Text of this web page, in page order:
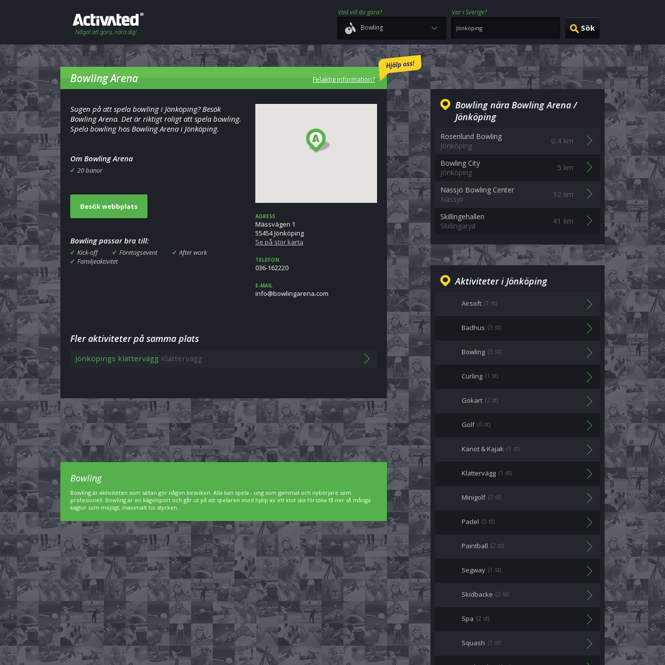
Vad vill du göra?
Var i Sverige?
Bowling
Bowling Arena Felaktig information?
Sugen på att spela bowling i Jönköping? Besök
Bowling Arena. Det är riktigt roligt att spela bowling.
Spela bowling hos Bowling Arena i Jönköping.
Om Bowling Arena
20 banor
Besök webbplats
Bowling passar bra till:
Kick-off Företagsevent
After work
Familjeaktivitet
ADRESS
Mässvägen 1
55454 Jönköping
Se på stor karta
TELEFON
036-162220
E-MAIL
moc.aneragnilwob@ofni
Fler aktiviteter på samma plats
Jönköpings klättervägg Klättervägg
Bowling nära Bowling Arena /
Jönköping
Rosenlund Bowling
Jönköping
0.4 km
Bowling City
Jönköping
5 km
Nässjö Bowling Center
Nässjö
32 km
Skillingehallen
Skillingaryd
41 km
Aktiviteter i Jönköping
Airsoft (1 st)
Badhus (3 st)
Bowling (3 st)
Curling (1 st)
Gokart (2 st)
Golf (6 st)
Kanot & Kajak (1 st)
Klättervägg (1 st)
Minigolf (7 st)
Padel (5 st)
Paintball (2 st)
Segway (1 st)
Skidbacke (2 st)
Spa (2 st)
Squash (1 st)
Bowling
Bowling är aktiviteten som sällan gör någon besviken. Alla kan spela - ung som gammal och nybörjare som
profesionell. Bowling är en kägelsport och går ut på att spelaren med hjälp av ett klot ska försöka få ner så många
käglor som möjligt, maximalt tio stycken.